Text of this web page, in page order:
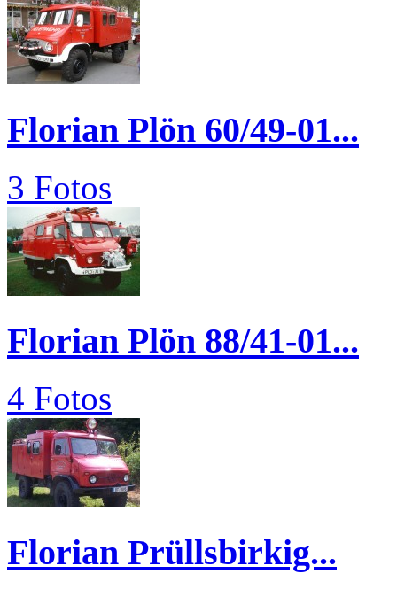
Florian Plön 60/49-01...
3 Fotos
Florian Plön 88/41-01...
4 Fotos
Florian Prüllsbirkig...